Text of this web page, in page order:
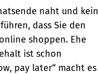
naht und kein
dass Sie den
shoppen. Ehe
ist schon
pay later“ macht es